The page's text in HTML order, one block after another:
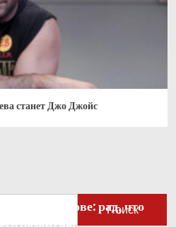
станет Джо Джойс
Поиск
Ахтямове: рад, что
развитию